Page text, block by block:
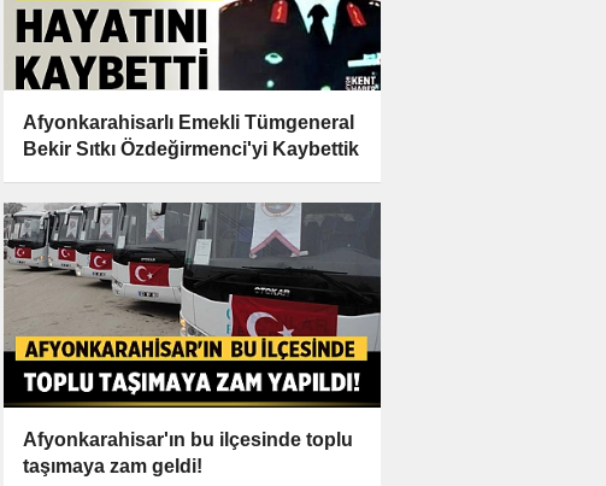
Afyonkarahisarlı Emekli Tümgeneral
Bekir Sıtkı Özdeğirmenci'yi Kaybettik
Afyonkarahisar'ın bu ilçesinde toplu
taşımaya zam geldi!